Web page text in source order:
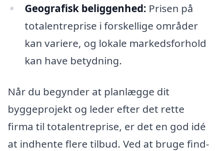
Geografisk beliggenhed: Prisen på
totalentreprise i forskellige områder
kan variere, og lokale markedsforhold
kan have betydning.
Når du begynder at planlægge dit
byggeprojekt og leder efter det rette
firma til totalentreprise, er det en god idé
at indhente flere tilbud. Ved at bruge find-